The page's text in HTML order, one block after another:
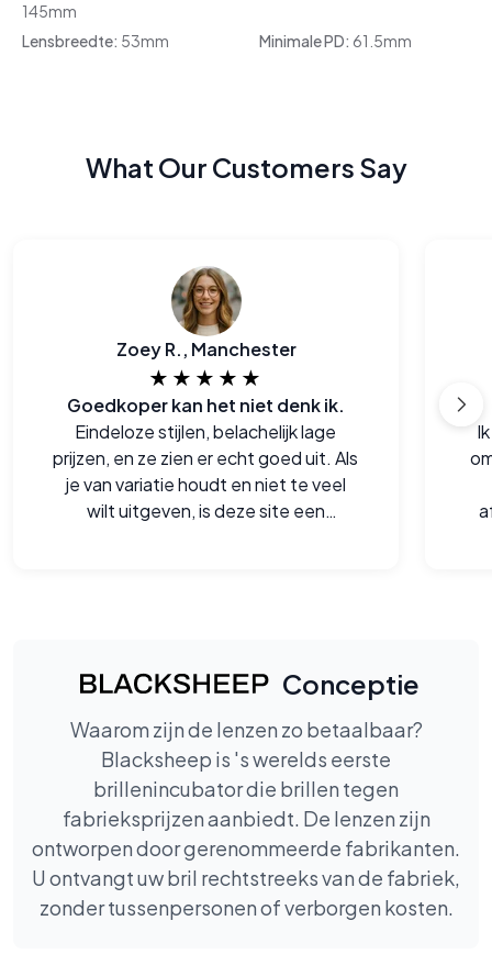
145mm
Lensbreedte: 53mm Minimale PD: 61.5mm
What Our Customers Say
Zoey R., Manchester
★★★★★
Goedkoper kan het niet denk ik.
Eindeloze stijlen, belachelijk lage
prijzen, en ze zien er echt goed uit. Als
je van variatie houdt en niet te veel
wilt uitgeven, is deze site een
Conceptie
Waarom zijn de lenzen zo betaalbaar?
Blacksheep is 's werelds eerste
brillenincubator die brillen tegen
fabrieksprijzen aanbiedt. De lenzen zijn
ontworpen door gerenommeerde fabrikanten.
U ontvangt uw bril rechtstreeks van de fabriek,
zonder tussenpersonen of verborgen kosten.